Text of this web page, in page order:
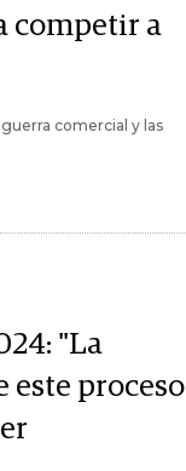
competir a
comercial y las
"La
este proceso